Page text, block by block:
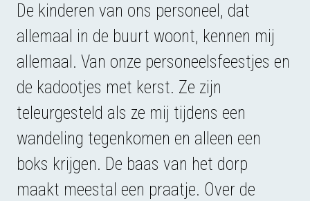
De kinderen van ons personeel, dat
allemaal in de buurt woont, kennen mij
allemaal. Van onze personeelsfeestjes en
de kadootjes met kerst. Ze zijn
teleurgesteld als ze mij tijdens een
wandeling tegenkomen en alleen een
boks krijgen. De baas van het dorp
maakt meestal een praatje. Over de